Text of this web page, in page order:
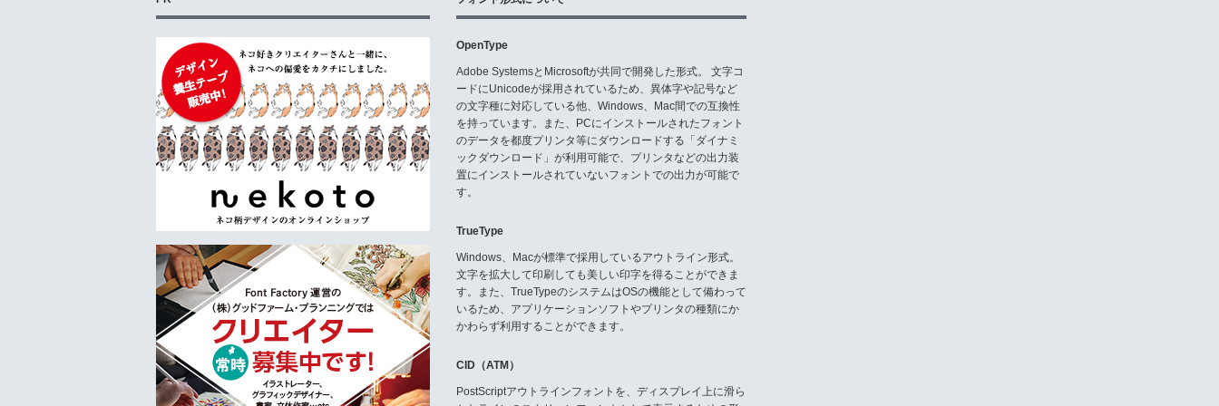
OpenType
Adobe SystemsとMicrosoftが共同で開発した形式。 文字コ
ードにUnicodeが採用されているため、異体字や記号など
の文字種に対応している他、Windows、Mac間での互換性
を持っています。また、PCにインストールされたフォント
のデータを都度プリンタ等にダウンロードする「ダイナミ
ックダウンロード」が利用可能で、プリンタなどの出力装
置にインストールされていないフォントでの出力が可能で
す。
TrueType
Windows、Macが標準で採用しているアウトライン形式。
文字を拡大して印刷しても美しい印字を得ることができま
す。また、TrueTypeのシステムはOSの機能として備わって
いるため、アプリケーションソフトやプリンタの種類にか
かわらず利用することができます。
CID（ATM）
PostScriptアウトラインフォントを、ディスプレイ上に滑ら